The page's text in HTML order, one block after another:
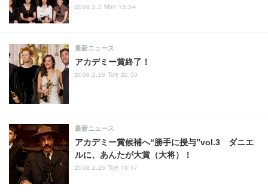
2008.3.3 Mon 15:34
アカデミー賞終了！
最新ニュース
2008.2.26 Tue 20:50
アカデミー賞候補へ“勝手に授与”vol.3 ダニエ
ルに、あんたが大賞（大将）！
最新ニュース
2008.2.26 Tue 19:17